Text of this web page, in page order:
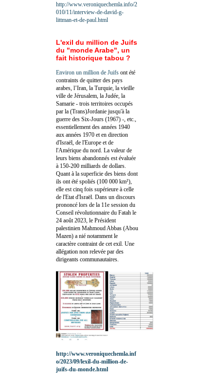
http://www.veroniquechemla.info/2
010/11/interview-de-david-g-
littman-et-de-paul.html
L'exil du million de Juifs
du "monde Arabe", un
fait historique tabou ?
Environ un million de Juifs ont été
contraints de quitter des pays
arabes, l’Iran, la Turquie, la vieille
ville de Jérusalem, la Judée, la
Samarie - trois territoires occupés
par la (Trans)Jordanie jusqu'à la
guerre des Six-Jours (1967) -, etc.,
essentiellement des années 1940
aux années 1970 et en direction
d'Israël, de l'Europe et de
l'Amérique du nord. La valeur de
leurs biens abandonnés est évaluée
à 150-200 milliards de dollars.
Quant à la superficie des biens dont
ils ont été spoliés (100 000 km²),
elle est cinq fois supérieure à celle
de l'Etat d'Israël. Dans un discours
prononcé lors de la 11e session du
Conseil révolutionnaire du Fatah le
24 août 2023, le Président
palestinien Mahmoud Abbas (Abou
Mazen) a nié notamment le
caractère contraint de cet exil. Une
allégation non relevée par des
dirigeants communautaires.
http://www.veroniquechemla.inf
o/2023/09/lexil-du-million-de-
juifs-du-monde.html